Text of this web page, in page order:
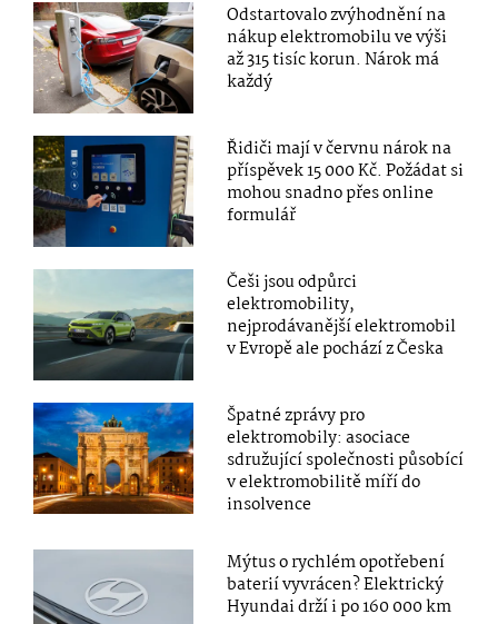
Odstartovalo zvýhodnění na
nákup elektromobilu ve výši
až 315 tisíc korun. Nárok má
každý
Řidiči mají v červnu nárok na
příspěvek 15 000 Kč. Požádat si
mohou snadno přes online
formulář
Češi jsou odpůrci
elektromobility,
nejprodávanější elektromobil
v Evropě ale pochází z Česka
Špatné zprávy pro
elektromobily: asociace
sdružující společnosti působící
v elektromobilitě míří do
insolvence
Mýtus o rychlém opotřebení
baterií vyvrácen? Elektrický
Hyundai drží i po 160 000 km